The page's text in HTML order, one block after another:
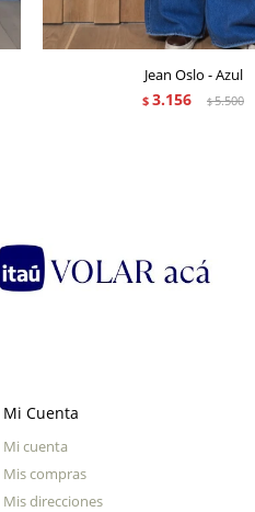
Jean Oslo - Azul
$ 3.156 $5.500
Mi Cuenta
Mi cuenta
Mis compras
Mis direcciones